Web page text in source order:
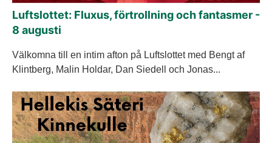
Luftslottet: Fluxus, förtrollning och fantasmer -
8 augusti
Välkomna till en intim afton på Luftslottet med Bengt af
Klintberg, Malin Holdar, Dan Siedell och Jonas...